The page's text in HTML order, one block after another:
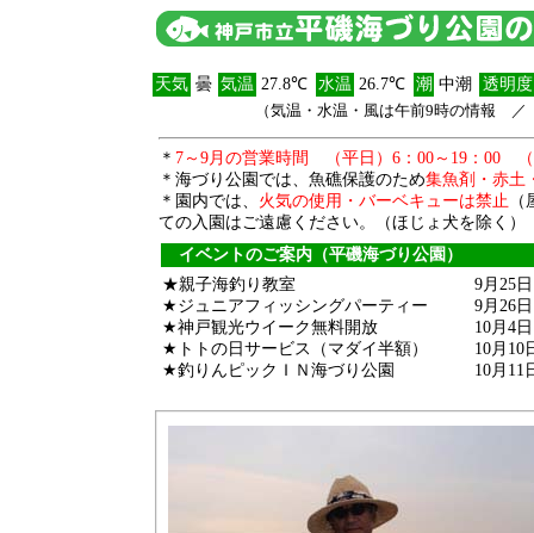
天気 曇 気温 27.8℃ 水温 26.7℃ 潮 中潮
透明度
（気温・水温・風は午前9時の情報
＊ 7～9月の営業時間 （平日）6：00～19：00 （
＊海づり公園では、魚礁保護のため集魚剤・赤土
＊園内では、 火気の使用・バーベキューは禁止
ての入園はご遠慮ください。（ほじょ犬を除く）
イベントのご案内（平磯海づり公園）
★親子海釣り教室
★ジュニアフィッシングパーティー
★神戸観光ウイーク無料開放
★トトの日サービス（マダイ半額）
★釣りんピックＩＮ海づり公園
9月25
9月26
10月4
10月10
10月11